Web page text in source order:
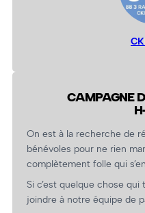
CAMPAGNE
On est à la recherche de
bénévoles pour ne rien
complètement folle qui
Si c’est quelque chose qui
joindre à notre équipe de